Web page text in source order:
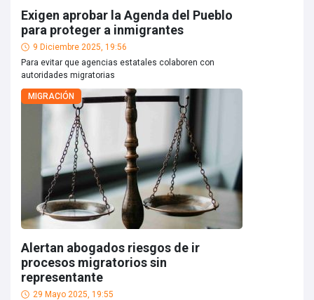
Exigen aprobar la Agenda del Pueblo
para proteger a inmigrantes
9 Diciembre 2025, 19:56
Para evitar que agencias estatales colaboren con
autoridades migratorias
MIGRACIÓN
Alertan abogados riesgos de ir
procesos migratorios sin
representante
29 Mayo 2025, 19:55